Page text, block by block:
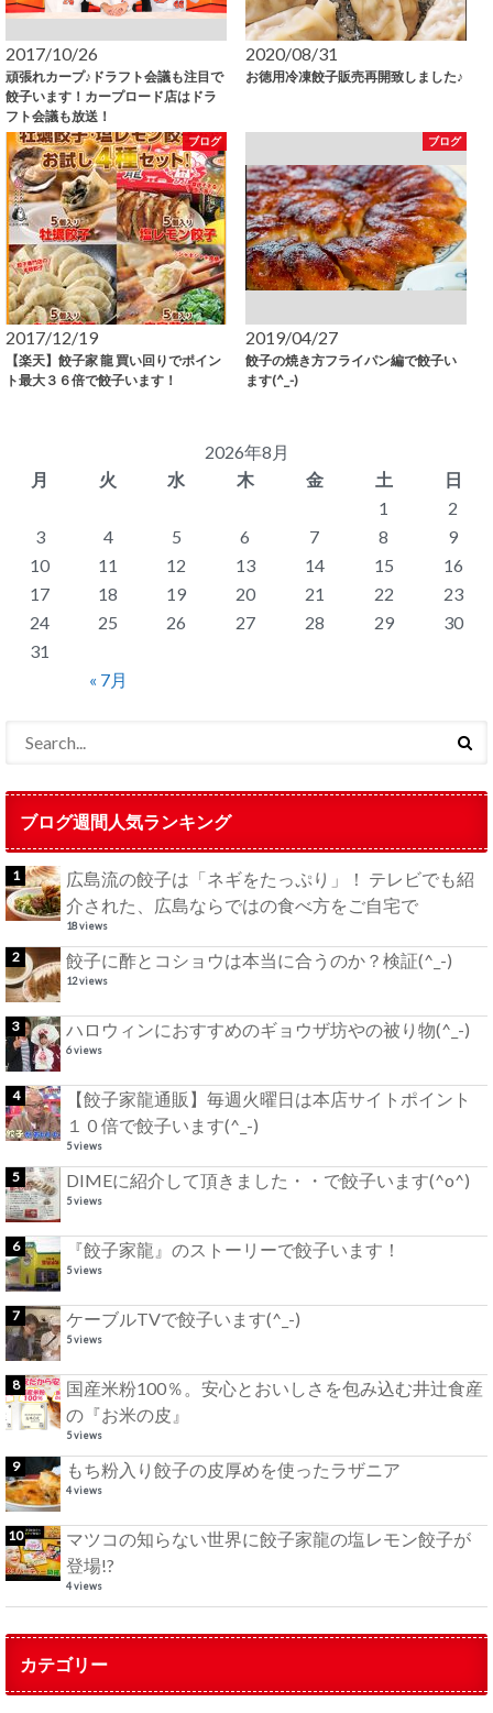
2017/10/26
頑張れカープ♪ドラフト会議も注目で
餃子います！カープロード店はドラ
フト会議も放送！
2020/08/31
お徳用冷凍餃子販売再開致しました♪
ブログ
2017/12/19
【楽天】餃子家 龍 買い回りでポイン
ト最大３６倍で餃子います！
ブログ
2019/04/27
餃子の焼き方フライパン編で餃子い
ます(^_-)
2026年8月
月
火 水 木 金 土 日
« 7月
1
2
3
4 5 6 7 8
9
10
11 12 13 14 15
16
17
18 19 20 21 22
23
24
25 26 27 28 29
30
31
ブログ週間人気ランキング
広島流の餃子は「ネギをたっぷり」！ テレビでも紹
介された、広島ならではの食べ方をご自宅で
18 views
餃子に酢とコショウは本当に合うのか？検証(^_-)
12 views
ハロウィンにおすすめのギョウザ坊やの被り物(^_-)
6 views
【餃子家龍通販】毎週火曜日は本店サイトポイント
１０倍で餃子います(^_-)
5 views
DIMEに紹介して頂きました・・で餃子います(^o^)
5 views
『餃子家龍』のストーリーで餃子います！
5 views
ケーブルTVで餃子います(^_-)
5 views
国産米粉100％。安心とおいしさを包み込む井辻食産
の『お米の皮』
5 views
もち粉入り餃子の皮厚めを使ったラザニア
4 views
マツコの知らない世界に餃子家龍の塩レモン餃子が
登場!?
4 views
カテゴリー